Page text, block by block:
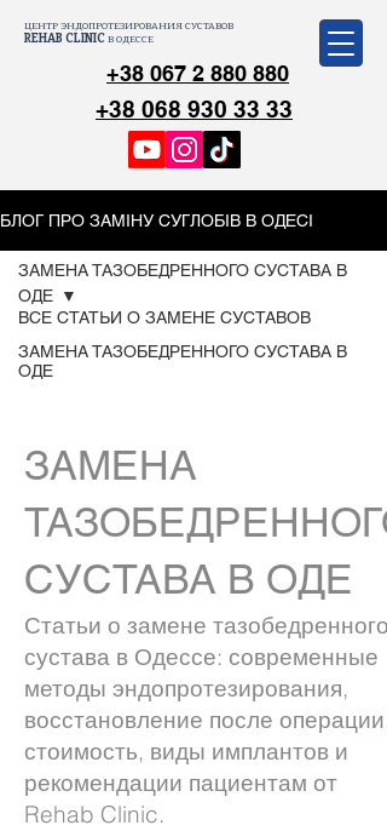
ЦЕНТР ЭНДОПРОТЕЗИРОВАНИЯ СУСТАВОВ
REHAB CLINIC В ОДЕССЕ
+38 067 2 880 880
+38 068 930 33 33
БЛОГ ПРО ЗАМІНУ СУГЛОБІВ В ОДЕСІ
ВСЕ СТАТЬИ О ЗАМЕНЕ СУСТАВОВ
ЗАМЕНА ТАЗОБЕДРЕННОГО СУСТАВА В
ОДЕ
ЗАМЕНА ТАЗОБЕДРЕННОГО СУСТАВА В
ОДЕ
ЗАМЕНА
ТАЗОБЕДРЕННОГО
СУСТАВА В ОДЕ
Статьи о замене тазобедренного
сустава в Одессе: современные
методы эндопротезирования,
восстановление после операции,
стоимость, виды имплантов и
рекомендации пациентам от
Rehab Clinic.